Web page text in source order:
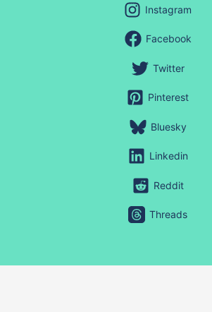
Instagram
Facebook
Twitter
Pinterest
Bluesky
Linkedin
Reddit
Threads